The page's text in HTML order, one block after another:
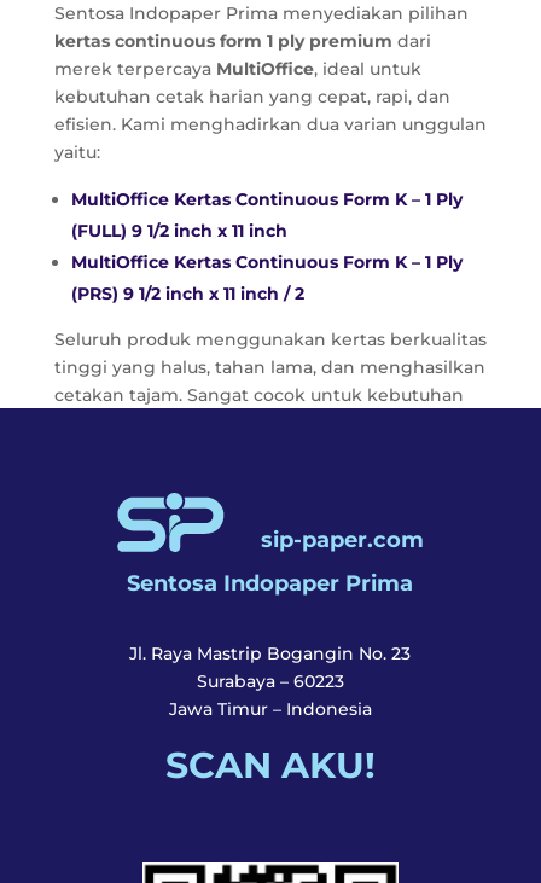
Sentosa Indopaper Prima menyediakan pilihan
kertas continuous form 1 ply premium dari
merek terpercaya MultiOffice, ideal untuk
kebutuhan cetak harian yang cepat, rapi, dan
efisien. Kami menghadirkan dua varian unggulan
yaitu:
MultiOffice Kertas Continuous Form K – 1 Ply
(FULL) 9 1/2 inch x 11 inch
MultiOffice Kertas Continuous Form K – 1 Ply
(PRS) 9 1/2 inch x 11 inch / 2
Seluruh produk menggunakan kertas berkualitas
tinggi yang halus, tahan lama, dan menghasilkan
cetakan tajam. Sangat cocok untuk kebutuhan
sip-paper.com
Sentosa Indopaper Prima
Jl. Raya Mastrip Bogangin No. 23
Surabaya – 60223
Jawa Timur – Indonesia
SCAN AKU!